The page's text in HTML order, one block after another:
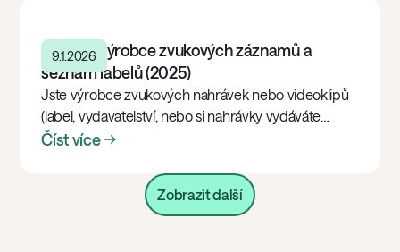
9.1.2026
Katalog výrobce zvukových záznamů a
seznam labelů (2025)
Jste výrobce zvukových nahrávek nebo videoklipů
(label, vydavatelství, nebo si nahrávky vydáváte
sami)? Nezapomeňte své nahrávky ohlásit.
Číst více
Zobrazit další